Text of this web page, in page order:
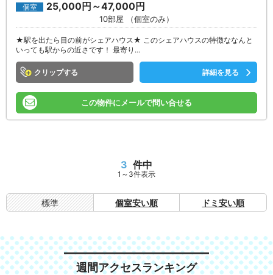
個室 25,000円～47,000円
10部屋 （個室のみ）
★駅を出たら目の前がシェアハウス★ このシェアハウスの特徴ななんと
いっても駅からの近さです！ 最寄り…
クリップ 詳細を見る
この物件にメールで問い合せる
3 件中
1～3件表示
標準 個室安い順 ドミ安い順
週間アクセスランキング